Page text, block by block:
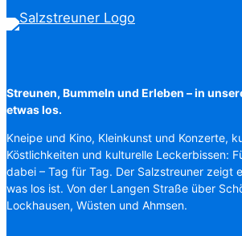
Streunen, Bummeln und Erleben – in
etwas los.
Kneipe und Kino, Kleinkunst und Konzerte,
Köstlichkeiten und kulturelle Leckerbissen:
dabei – Tag für Tag. Der Salzstreuner zeigt
was los ist. Von der Langen Straße über
Lockhausen, Wüsten und Ahmsen.